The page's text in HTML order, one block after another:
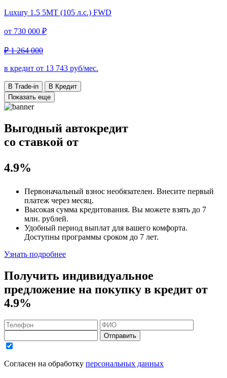
Luxury 1.5 5MT (105 л.с.) FWD
от 730 000 ₽
₽ 1 264 000
в кредит от 13 743 руб/мес.
В Trade-in
В Кредит
Показать еще
Выгодный автокредит
со ставкой от
4.9%
Первоначальный взнос необязателен. Внесите первый
платеж через месяц.
Высокая сумма кредитования. Вы можете взять до 7
млн. рублей.
Удобный период выплат для вашего комфорта.
Доступны программы сроком до 7 лет.
Узнать подробнее
Получить индивидуальное
предложение на покупку в кредит от
4.9%
Отправить
Согласен на обработку персональных данных